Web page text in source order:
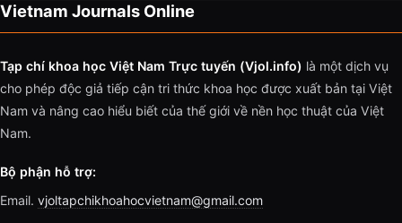
Vietnam Journals Online
Tạp chí khoa học Việt Nam Trực tuyến (Vjol.info) là một dịch vụ
cho phép độc giả tiếp cận tri thức khoa học được xuất bản tại Việt
Nam và nâng cao hiểu biết của thế giới về nền học thuật của Việt
Nam.
Bộ phận hỗ trợ:
Email. vjoltapchikhoahocvietnam@gmail.com